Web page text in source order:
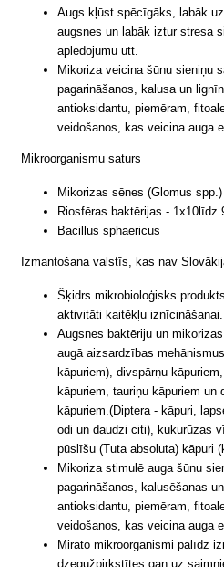
Augs kļūst spēcīgāks, labāk
augsnes un labāk iztur stresa
apledojumu utt.
Mikoriza veicina šūnu sieniņu
pagarināšanos, kalusa un
antioksidantu, piemēram,
veidošanos, kas veicina auga
Mikroorganismu saturs
Mikorizas sēnes (Glomus
Riosfēras baktērijas - 1x10līdz
Bacillus sphaericus
Izmantošana valstīs, kas nav
Šķidrs mikrobioloģisks
aktivitāti kaitēkļu iznīcināšanai.
Augsnes baktēriju un
augā aizsardzības
kāpuriem), divspārņu
kāpuriem, tauriņu kāpuriem un
kāpuriem.(Diptera - kāpuri,
odi un daudzi citi), kukurūzas
pūslīšu (Tuta absoluta) kāpuri
Mikoriza stimulē auga šūnu
pagarināšanos, kalusēšanas
antioksidantu, piemēram,
veidošanos, kas veicina auga
Mirato mikroorganismi palīdz
dzegužpirkstītes gan uz